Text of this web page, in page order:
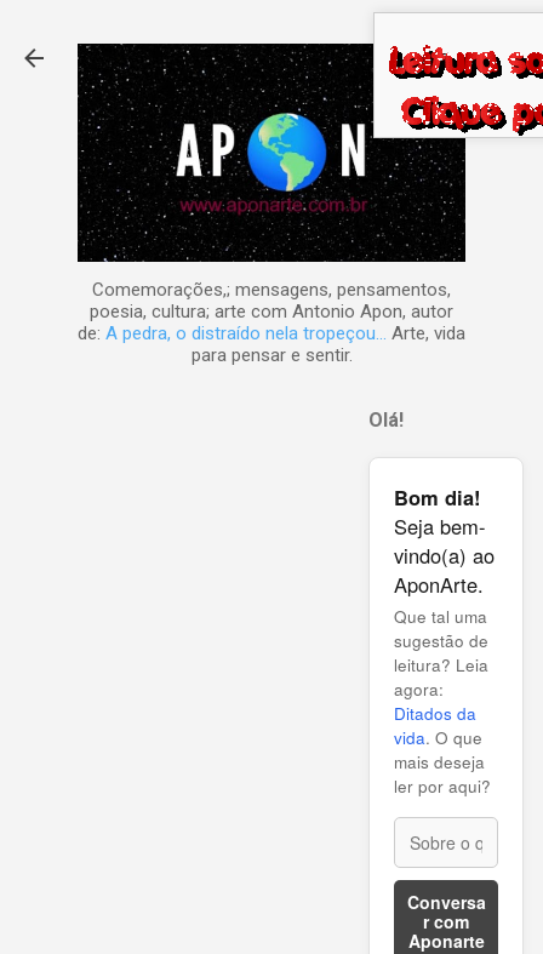
Comemorações,; mensagens, pensamentos,
poesia, cultura; arte com Antonio Apon, autor
de: A pedra, o distraído nela tropeçou... Arte, vida
para pensar e sentir.
Olá!
Bom dia!
Seja bem-
vindo(a) ao
AponArte.
Que tal uma
sugestão de
leitura? Leia
agora:
Ditados da
vida. O que
mais deseja
ler por aqui?
Conversa
r com
Aponarte